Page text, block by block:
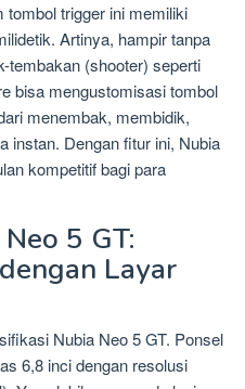
tombol trigger ini memiliki
Artinya, hampir tanpa
tembakan (shooter) seperti
bisa mengustomisasi tombol
menembak, membidik,
instan. Dengan fitur ini, Nubia
kompetitif bagi para
5 GT:
Layar
Nubia Neo 5 GT. Ponsel
6,8 inci dengan resolusi